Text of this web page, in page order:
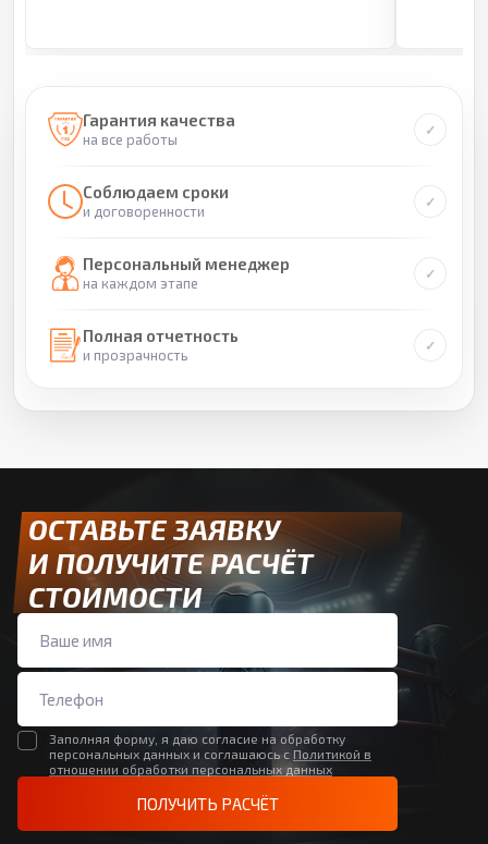
Гарантия качества
на все работы
Соблюдаем сроки
и договоренности
Персональный менеджер
на каждом этапе
Полная отчетность
и прозрачность
ОСТАВЬТЕ ЗАЯВКУ
И ПОЛУЧИТЕ РАСЧЁТ
СТОИМОСТИ
Заполняя форму, я даю согласие на обработку
персональных данных и соглашаюсь с Политикой в
отношении обработки персональных данных
ПОЛУЧИТЬ РАСЧЁТ